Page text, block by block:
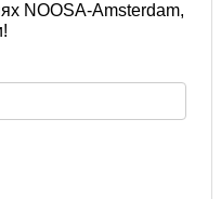
NOOSA-Amsterdam,